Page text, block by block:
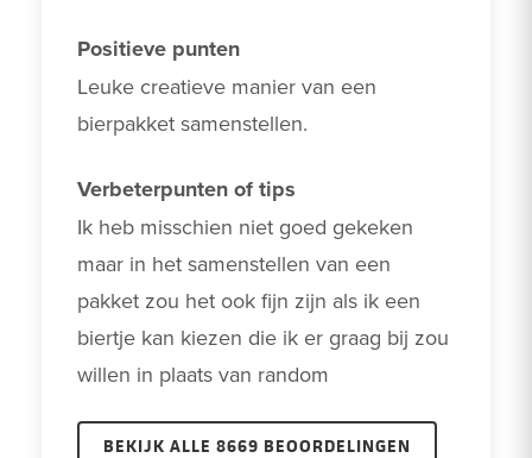
Positieve punten
Leuke creatieve manier van een
bierpakket samenstellen.
Verbeterpunten of tips
Ik heb misschien niet goed gekeken
maar in het samenstellen van een
pakket zou het ook fijn zijn als ik een
biertje kan kiezen die ik er graag bij zou
willen in plaats van random
BEKIJK ALLE 8669 BEOORDELINGEN